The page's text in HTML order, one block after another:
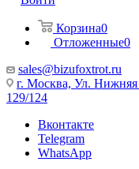
Корзина0
Отложенные0
sales@bizufoxtrot.ru
г. Москва, Ул. Нижняя
129/124
Вконтакте
Telegram
WhatsApp